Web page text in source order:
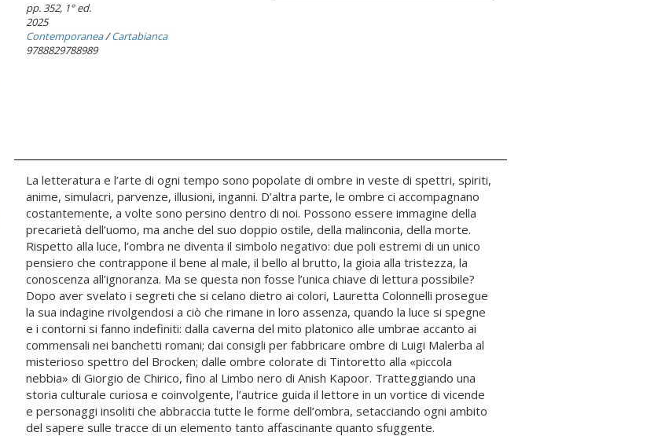
pp. 352, 1° ed.
2025
Contemporanea/Cartabianca
9788829788989
La letteratura e l’arte di ogni tempo sono popolate di ombre in veste di spettri, spiriti,
anime, simulacri, parvenze, illusioni, inganni. D’altra parte, le ombre ci accompagnano
costantemente, a volte sono persino dentro di noi. Possono essere immagine della
precarietà dell’uomo, ma anche del suo doppio ostile, della malinconia, della morte.
Rispetto alla luce, l’ombra ne diventa il simbolo negativo: due poli estremi di un unico
pensiero che contrappone il bene al male, il bello al brutto, la gioia alla tristezza, la
conoscenza all’ignoranza. Ma se questa non fosse l’unica chiave di lettura possibile?
Dopo aver svelato i segreti che si celano dietro ai colori, Lauretta Colonnelli prosegue
la sua indagine rivolgendosi a ciò che rimane in loro assenza, quando la luce si spegne
e i contorni si fanno indefiniti: dalla caverna del mito platonico alle umbrae accanto ai
commensali nei banchetti romani; dai consigli per fabbricare ombre di Luigi Malerba al
misterioso spettro del Brocken; dalle ombre colorate di Tintoretto alla «piccola
nebbia» di Giorgio de Chirico, fino al Limbo nero di Anish Kapoor. Tratteggiando una
storia culturale curiosa e coinvolgente, l’autrice guida il lettore in un vortice di vicende
e personaggi insoliti che abbraccia tutte le forme dell’ombra, setacciando ogni ambito
del sapere sulle tracce di un elemento tanto affascinante quanto sfuggente.